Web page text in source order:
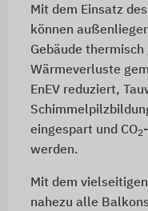
Mit dem Einsatz
können
Gebäude
Wärmeverluste
EnEV reduziert,
eingespart und CO2
werden.
Mit dem
nahezu alle